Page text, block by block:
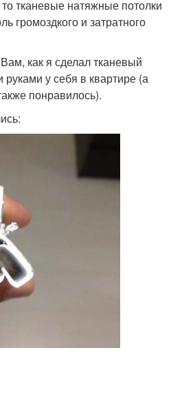
тканевые натяжные потолки
громоздкого и затратного
как я сделал тканевый
у себя в квартире (а
понравилось).